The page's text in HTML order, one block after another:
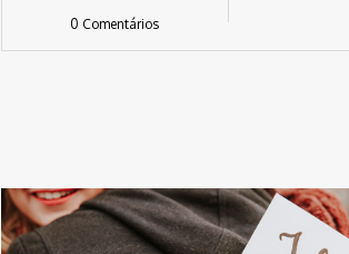
0 Comentários